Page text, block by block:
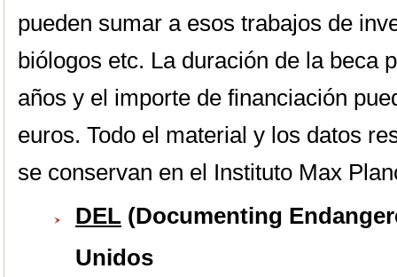
pueden sumar a esos trabajos de
biólogos etc. La duración de la beca
años y el importe de financiación
euros. Todo el material y los datos
se conservan en el Instituto Max
DEL (Documenting
Unidos